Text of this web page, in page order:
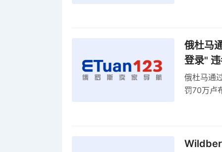
俄杜马
登录"
俄杜马通
罚70万卢